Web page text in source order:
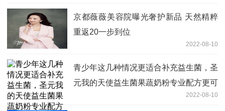
京都薇薇美容院曝光奢护新品 天然精粹
重返20一步到位
2022-08-10
青少年这几种情况更适合补充益生菌，圣
元我的天使益生菌果蔬奶粉专业配方更可
2022-08-10